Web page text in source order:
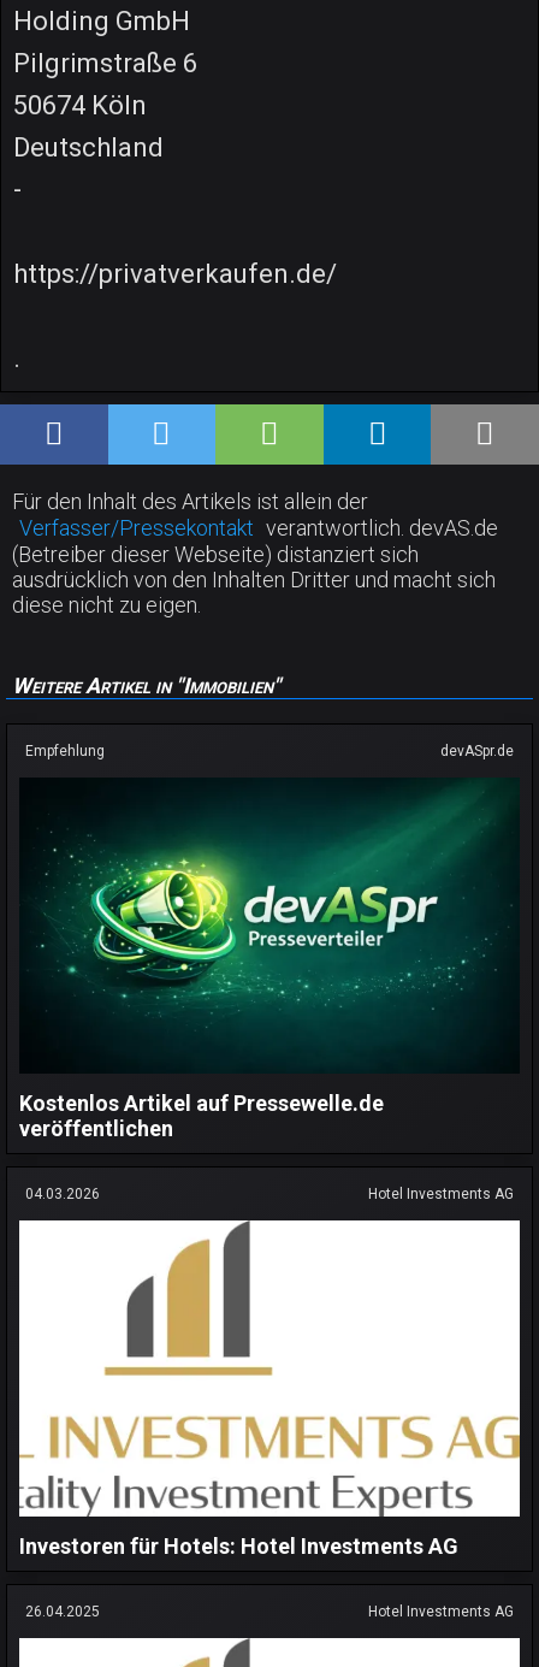
Holding GmbH
Pilgrimstraße 6
50674 Köln
Deutschland
-
https://privatverkaufen.de/
.
Für den Inhalt des Artikels ist allein der
Verfasser/Pressekontakt verantwortlich. devAS.de
(Betreiber dieser Webseite) distanziert sich
ausdrücklich von den Inhalten Dritter und macht sich
diese nicht zu eigen.
Weitere Artikel in "Immobilien"
Empfehlung devASpr.de
Kostenlos Artikel auf Pressewelle.de
veröffentlichen
04.03.2026 Hotel Investments AG
Investoren für Hotels: Hotel Investments AG
26.04.2025 Hotel Investments AG